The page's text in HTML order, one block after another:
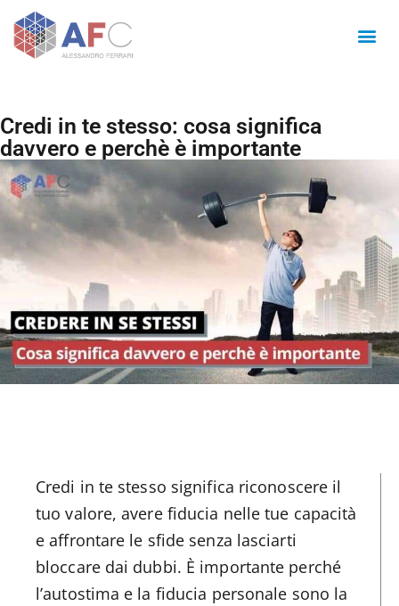
Credi in te stesso: cosa significa
davvero e perchè è importante
Credi in te stesso significa riconoscere il
tuo valore, avere fiducia nelle tue capacità
e affrontare le sfide senza lasciarti
bloccare dai dubbi. È importante perché
l’autostima e la fiducia personale sono la